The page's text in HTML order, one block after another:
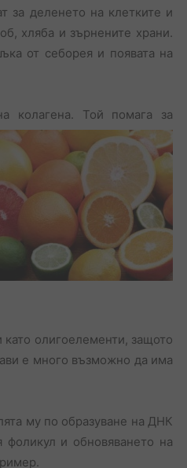
за деленето на клетките и
хляба и зърнените храни.
от себорея и появата на
колагена. Той помага за
олигоелементи, защото
е много възможно да има
му по образуване на ДНК
и обновяването на